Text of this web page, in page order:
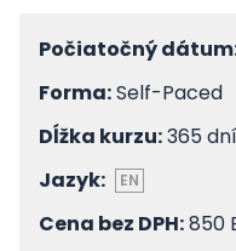
Počiatočný
Forma:Self-Paced
Dĺžka kurzu:365 dní
Jazyk:
EN
Cena bez DPH:850